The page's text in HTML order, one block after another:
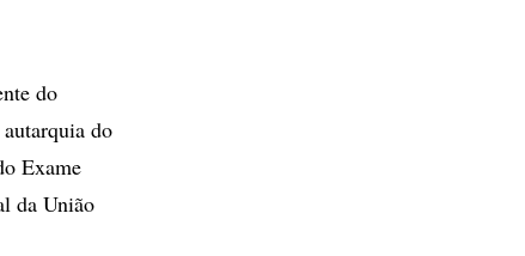
do
do
Exame
da União